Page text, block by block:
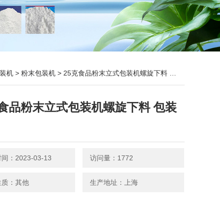
机 > 粉末包装机 > 25克食品粉末立式包装机螺旋下料 包装设备
品粉末立式包装机螺旋下料 包装
间：2023-03-13 访问量：1772
：其他 生产地址：上海